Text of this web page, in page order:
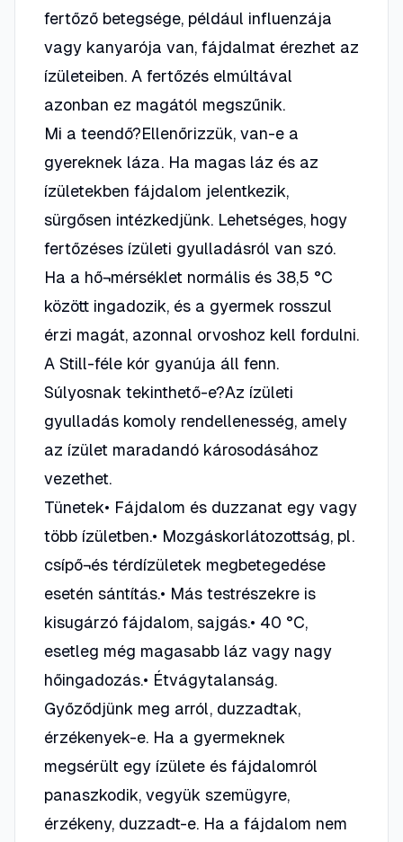
fertőző betegsége, például influenzája
vagy kanyarója van, fájdalmat érezhet az
ízületeiben. A fertőzés elmúltával
azonban ez magától megszűnik.
Mi a teendő?Ellenőrizzük, van-e a
gyereknek láza. Ha magas láz és az
ízületekben fájdalom jelentkezik,
sürgősen intézkedjünk. Lehetséges, hogy
fertőzéses ízületi gyulladásról van szó.
Ha a hő¬mérséklet normális és 38,5 °C
között ingadozik, és a gyermek rosszul
érzi magát, azonnal orvoshoz kell fordulni.
A Still-féle kór gyanúja áll fenn.
Súlyosnak tekinthető-e?Az ízületi
gyulladás komoly rendellenesség, amely
az ízület maradandó károsodásához
vezethet.
Tünetek• Fájdalom és duzzanat egy vagy
több ízületben.• Mozgáskorlátozottság, pl.
csípő¬és térdízületek megbetegedése
esetén sántítás.• Más testrészekre is
kisugárzó fájdalom, sajgás.• 40 °C,
esetleg még magasabb láz vagy nagy
hőingadozás.• Étvágytalanság.
Győződjünk meg arról, duzzadtak,
érzékenyek-e. Ha a gyermeknek
megsérült egy ízülete és fájdalomról
panaszkodik, vegyük szemügyre,
érzékeny, duzzadt-e. Ha a fájdalom nem